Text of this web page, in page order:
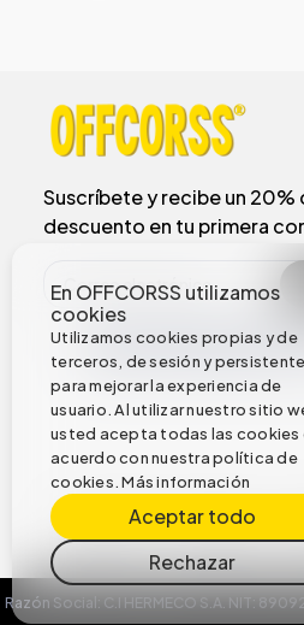
En OFFCORSS utilizamos
cookies
Utilizamos cookies propias y de
terceros, de sesión y
para mejorar la experiencia de
usuario. Al utilizar nuestro sitio
usted acepta todas las cookies
acuerdo con nuestra política de
cookies.Más información
Aceptar todo
Rechazar
Suscríbete y recibe un 20%
descuento en tu primera
Razón Social: C.I HERMECO S.A. NIT: